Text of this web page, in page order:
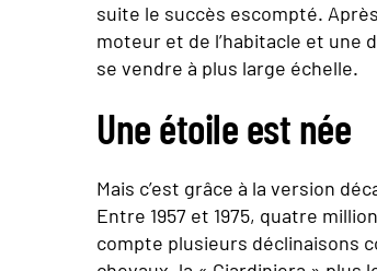
suite le succès escompté.
moteur et de l’habitacle et une
se vendre à plus large échelle.
Une étoile est née
Mais c’est grâce à la version
Entre 1957 et 1975, quatre
compte plusieurs déclinaisons